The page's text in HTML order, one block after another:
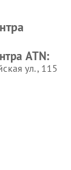
ATN:
ул., 115